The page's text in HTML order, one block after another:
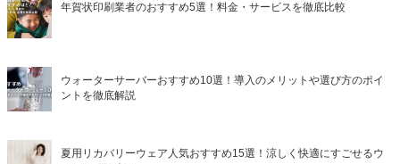
年賀状印刷業者のおすすめ5選！料金・サービスを徹底比較
ウォーターサーバーおすすめ10選！導入のメリットや選び方のポイ
ントを徹底解説
夏用リカバリーウェア人気おすすめ15選！涼しく快適にすごせるウ